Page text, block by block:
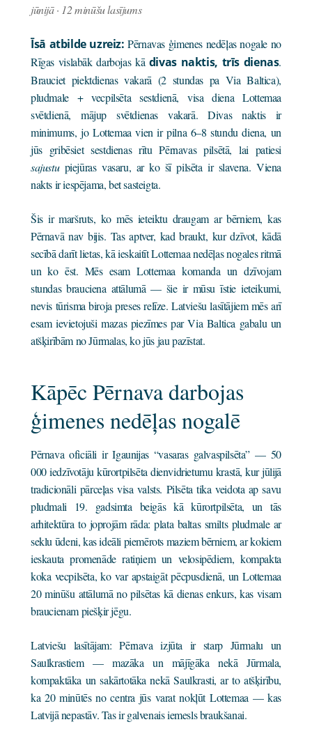
jūnijā · 12 minūšu lasījums
Īsā atbilde uzreiz: Pērnavas ģimenes nedēļas nogale no
Rīgas vislabāk darbojas kā divas naktis, trīs dienas.
Brauciet piektdienas vakarā (2 stundas pa Via Baltica),
pludmale + vecpilsēta sestdienā, visa diena Lottemaa
svētdienā, mājup svētdienas vakarā. Divas naktis ir
minimums, jo Lottemaa vien ir pilna 6–8 stundu diena, un
jūs gribēsiet sestdienas rītu Pērnavas pilsētā, lai patiesi
sajustupiejūras vasaru, ar ko šī pilsēta ir slavena. Viena
nakts ir iespējama, bet sasteigta.
Šis ir maršruts, ko mēs ieteiktu draugam ar bērniem, kas
Pērnavā nav bijis. Tas aptver, kad braukt, kur dzīvot, kādā
secībā darīt lietas, kā ieskaitīt Lottemaa nedēļas nogales ritmā
un ko ēst. Mēs esam Lottemaa komanda un dzīvojam
stundas brauciena attālumā — šie ir mūsu īstie ieteikumi,
nevis tūrisma biroja preses relīze. Latviešu lasītājiem mēs arī
esam ievietojuši mazas piezīmes par Via Baltica gabalu un
atšķirībām no Jūrmalas, ko jūs jau pazīstat.
Kāpēc Pērnava darbojas
ģimenes nedēļas nogalē
Pērnava oficiāli ir Igaunijas “vasaras galvaspilsēta” — 50
000 iedzīvotāju kūrortpilsēta dienvidrietumu krastā, kur jūlijā
tradicionāli pārceļas visa valsts. Pilsēta tika veidota ap savu
pludmali 19. gadsimta beigās kā kūrortpilsēta, un tās
arhitektūra to joprojām rāda: plata baltas smilts pludmale ar
seklu ūdeni, kas ideāli piemērots maziem bērniem, ar kokiem
ieskauta promenāde ratiņiem un velosipēdiem, kompakta
koka vecpilsēta, ko var apstaigāt pēcpusdienā, un Lottemaa
20 minūšu attālumā no pilsētas kā dienas enkurs, kas visam
braucienam piešķir jēgu.
Latviešu lasītājam: Pērnava izjūta ir starp Jūrmalu un
Saulkrastiem — mazāka un mājīgāka nekā Jūrmala,
kompaktāka un sakārtotāka nekā Saulkrasti, ar to atšķirību,
ka 20 minūtēs no centra jūs varat nokļūt Lottemaa — kas
Latvijā nepastāv. Tas ir galvenais iemesls braukšanai.